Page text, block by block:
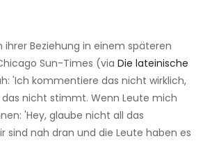
ihrer Beziehung in einem späteren
Sun-Times (via Die lateinische
'Ich kommentiere das nicht wirklich,
das nicht stimmt. Wenn Leute mich
'Hey, glaube nicht all das
sind nah dran und die Leute haben es